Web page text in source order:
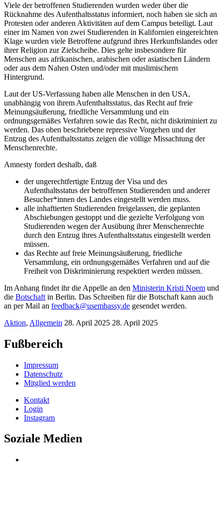
Viele der betroffenen Studierenden wurden weder über die
Rücknahme des Aufenthaltsstatus informiert, noch haben sie sich an
Protesten oder anderen Aktivitäten auf dem Campus beteiligt. Laut
einer im Namen von zwei Studierenden in Kalifornien eingereichten
Klage wurden viele Betroffene aufgrund ihres Herkunftslandes oder
ihrer Religion zur Zielscheibe. Dies gelte insbesondere für
Menschen aus afrikanischen, arabischen oder asiatischen Ländern
oder aus dem Nahen Osten und/oder mit muslimischem
Hintergrund.
Laut der US-Verfassung haben alle Menschen in den USA,
unabhängig von ihrem Aufenthaltsstatus, das Recht auf freie
Meinungsäußerung, friedliche Versammlung und ein
ordnungsgemäßes Verfahren sowie das Recht, nicht diskriminiert zu
werden. Das oben beschriebene repressive Vorgehen und der
Entzug des Aufenthaltsstatus zeigen die völlige Missachtung der
Menschenrechte.
Amnesty fordert deshalb, daß
der ungerechtfertigte Entzug der Visa und des
Aufenthaltsstatus der betroffenen Studierenden und anderer
Besucher*innen des Landes eingestellt werden muss.
alle inhaftierten Studierenden freigelassen, die geplanten
Abschiebungen gestoppt und die gezielte Verfolgung von
Studierenden wegen der Ausübung ihrer Menschenrechte
durch den Entzug ihres Aufenthaltsstatus eingestellt werden
müssen.
das Rechte auf freie Meinungsäußerung, friedliche
Versammlung, ein ordnungsgemäßes Verfahren und auf die
Freiheit von Diskriminierung respektiert werden müssen.
Im Anhang findet ihr die Appelle an den Ministerin Kristi Noem und
die Botschaft in Berlin. Das Schreiben für die Botschaft kann auch
an per Mail an feedback@usembassy.de gesendet werden.
Aktion, Allgemein 28. April 2025 28. April 2025
Fußbereich
Impressum
Datenschutz
Mitglied werden
Kontakt
Login
Instagram
Soziale Medien